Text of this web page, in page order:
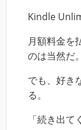
Kindle
月額料金を
のは当然だ。
でも、好き
る。
「続き出て